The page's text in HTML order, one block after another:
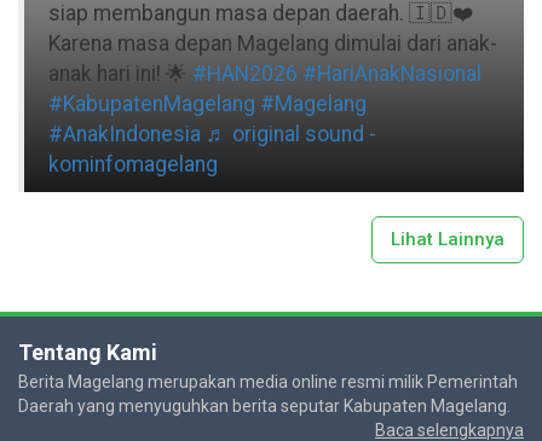
siap membangun masa depan daerah. 🇮🇩❤️
Karena masa depan Magelang dimulai dari anak-
anak hari ini! 🌟 #HAN2026 #HariAnakNasional
#KabupatenMagelang #Magelang
#AnakIndonesia ♬ original sound -
kominfomagelang
Lihat Lainnya
Tentang Kami
Berita Magelang merupakan media online resmi milik Pemerintah
Daerah yang menyuguhkan berita seputar Kabupaten Magelang.
Baca selengkapnya